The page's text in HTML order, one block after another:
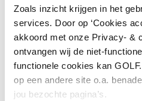
Zoals inzicht krijgen in het
services. Door op ‘Cookies
akkoord met onze Privacy- &
ontvangen wij de niet-
functionele cookies kan
op een andere site o.a.
jou bezochte pagina’s.
Donald
clubtitels
talent, zij
4 augustus